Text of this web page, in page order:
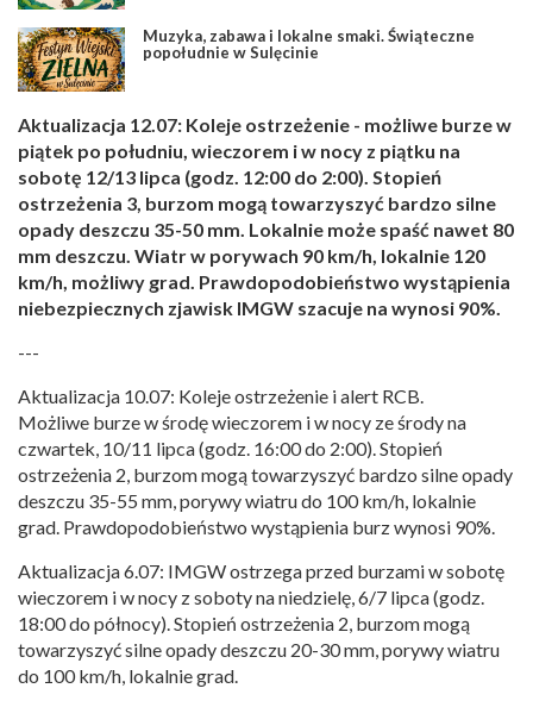
Muzyka, zabawa i lokalne smaki. Świąteczne
popołudnie w Sulęcinie
Aktualizacja 12.07: Koleje ostrzeżenie - możliwe burze w
piątek po południu, wieczorem i w nocy z piątku na
sobotę 12/13 lipca (godz. 12:00 do 2:00). Stopień
ostrzeżenia 3, burzom mogą towarzyszyć bardzo silne
opady deszczu 35-50 mm. Lokalnie może spaść nawet 80
mm deszczu. Wiatr w porywach 90 km/h, lokalnie 120
km/h, możliwy grad. Prawdopodobieństwo wystąpienia
niebezpiecznych zjawisk IMGW szacuje na wynosi 90%.
---
Aktualizacja 10.07: Koleje ostrzeżenie i alert RCB.
Możliwe burze w środę wieczorem i w nocy ze środy na
czwartek, 10/11 lipca (godz. 16:00 do 2:00). Stopień
ostrzeżenia 2, burzom mogą towarzyszyć bardzo silne opady
deszczu 35-55 mm, porywy wiatru do 100 km/h, lokalnie
grad. Prawdopodobieństwo wystąpienia burz wynosi 90%.
Aktualizacja 6.07: IMGW ostrzega przed burzami w sobotę
wieczorem i w nocy z soboty na niedzielę, 6/7 lipca (godz.
18:00 do północy). Stopień ostrzeżenia 2, burzom mogą
towarzyszyć silne opady deszczu 20-30 mm, porywy wiatru
do 100 km/h, lokalnie grad.